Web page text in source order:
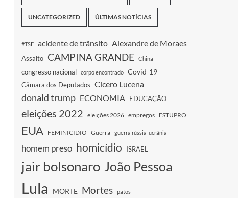
UNCATEGORIZED ÚLTIMAS NOTÍCIAS
#TSE acidente de trânsito Alexandre de Moraes
Assalto CAMPINA GRANDE China
congresso nacional corpo encontrado Covid-19
Câmara dos Deputados Cícero Lucena
donald trump ECONOMIA EDUCAÇÃO
eleições 2022 eleições 2026 empregos ESTUPRO
EUA FEMINICIDIO Guerra guerra rússia-ucrânia
homem preso homicídio ISRAEL
jair bolsonaro João Pessoa
Lula MORTE Mortes patos